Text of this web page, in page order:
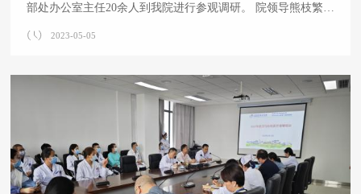
部处办公室主任20余人到我院进行参观调研。 院领导熊枝繁院
谈交流，熊枝繁院长在座谈会上对我院概况、各专科发展情
况、优势与特点、诊疗范围等进行了介绍。 这次校机关党委深
入到我院各科室进行实地调研，不仅体现了大学对我院的关
心、重视和支持，体现了校机关党委深入基层、务实的工作作
风，而且加深了校机关与附属医院之间的交
2023-05-05